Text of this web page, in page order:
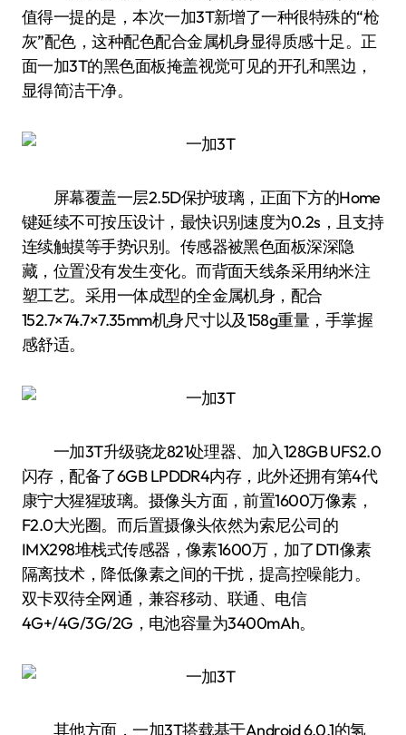
值得一提的是，本次一加3T新增了一种很特殊的“枪
灰”配色，这种配色配合金属机身显得质感十足。正
面一加3T的黑色面板掩盖视觉可见的开孔和黑边，
显得简洁干净。
屏幕覆盖一层2.5D保护玻璃，正面下方的Home
键延续不可按压设计，最快识别速度为0.2s，且支持
连续触摸等手势识别。传感器被黑色面板深深隐
藏，位置没有发生变化。而背面天线条采用纳米注
塑工艺。采用一体成型的全金属机身，配合
152.7×74.7×7.35mm机身尺寸以及158g重量，手掌握
感舒适。
一加3T升级骁龙821处理器、加入128GB UFS2.0
闪存，配备了6GB LPDDR4内存，此外还拥有第4代
康宁大猩猩玻璃。摄像头方面，前置1600万像素，
F2.0大光圈。而后置摄像头依然为索尼公司的
IMX298堆栈式传感器，像素1600万，加了DTI像素
隔离技术，降低像素之间的干扰，提高控噪能力。
双卡双待全网通，兼容移动、联通、电信
4G+/4G/3G/2G，电池容量为3400mAh。
其他方面，一加3T搭载基于Android 6.0.1的氢